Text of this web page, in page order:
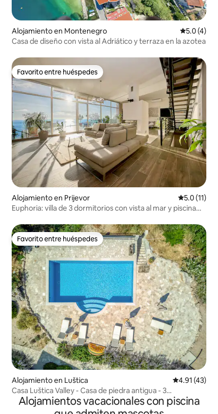
Alojamiento en Montenegro
5.0 (4)
Casa de diseño con vista al Adriático y terraza en la azotea
Favorito entre huéspedes
Favorito entre huéspedes
Alojamiento en Prijevor Calificación
5.0 (11)
Euphoria: villa de 3 dormitorios con vista al mar y piscina
Favorito entre huéspedes
Favorito entre huéspedes
Alojamiento en Luštica Calificación
4.91 (43)
Casa Luštica Valley - Casa de piedra antigua - 3
dormitorios
Alojamientos vacacionales con piscina